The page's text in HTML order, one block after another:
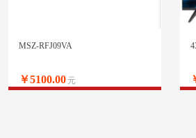
MSZ-RFJ09VA
￥5100.00 元